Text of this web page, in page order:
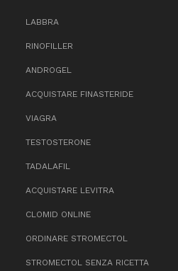
LABBRA
RINOFILLER
ANDROGEL
ACQUISTARE FINASTERIDE
VIAGRA
TESTOSTERONE
TADALAFIL
ACQUISTARE LEVITRA
CLOMID ONLINE
ORDINARE STROMECTOL
STROMECTOL SENZA RICETTA